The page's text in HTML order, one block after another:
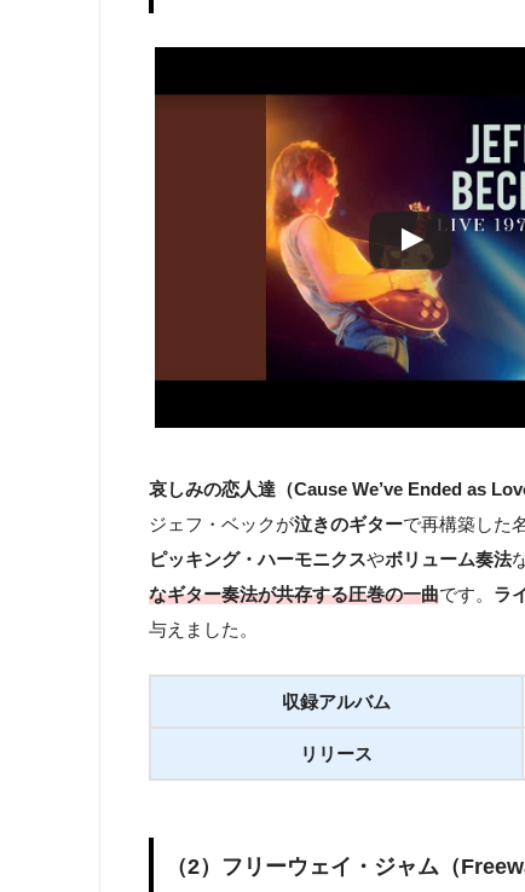
哀しみの恋人達（Cause We’ve Ended as
ジェフ・ベックが泣きのギターで再構築した
ピッキング・ハーモニクスやボリューム奏法
なギター奏法が共存する圧巻の一曲です。 ラ
与えました。
収録アルバム
リリース
（2）フリーウェイ・ジャム（